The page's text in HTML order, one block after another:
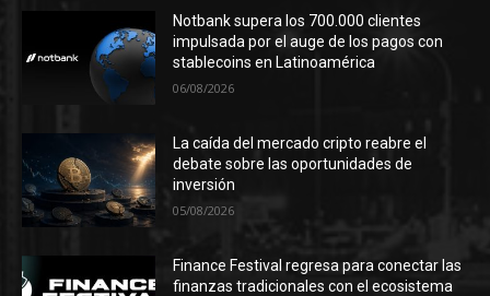
Notbank supera los 700.000 clientes
impulsada por el auge de los pagos con
stablecoins en Latinoamérica
06/08/2026
La caída del mercado cripto reabre el
debate sobre las oportunidades de
inversión
05/08/2026
Finance Festival regresa para conectar las
finanzas tradicionales con el ecosistema